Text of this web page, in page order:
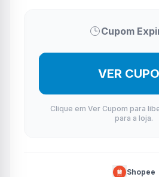
Cupom
VER
Clique em Ver Cupom para
para a loja.
Shopee